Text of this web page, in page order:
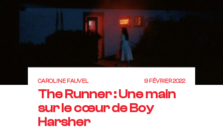
CAROLINE FAUVEL 9 FÉVRIER 2022
The Runner : Une main
sur le cœur de Boy
Harsher